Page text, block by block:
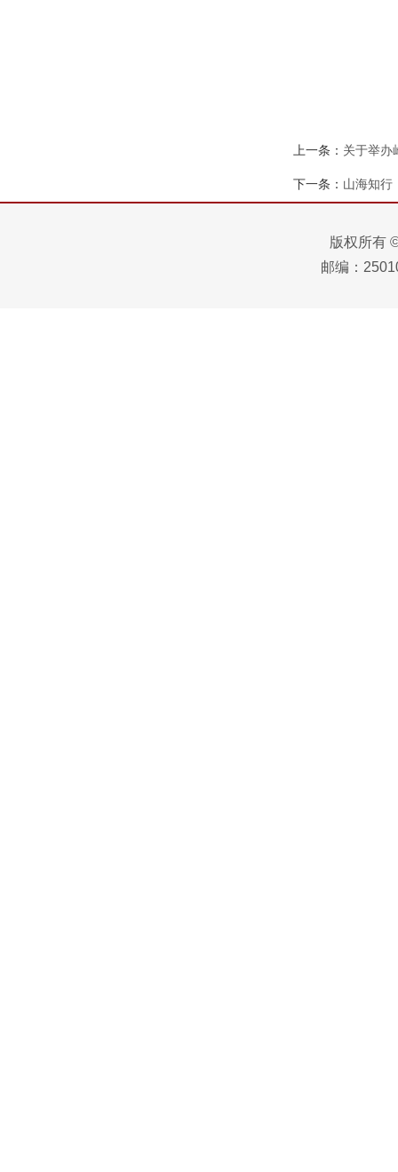
上一条： 关于举办
下一条： 山海知行
版权所有
邮编：